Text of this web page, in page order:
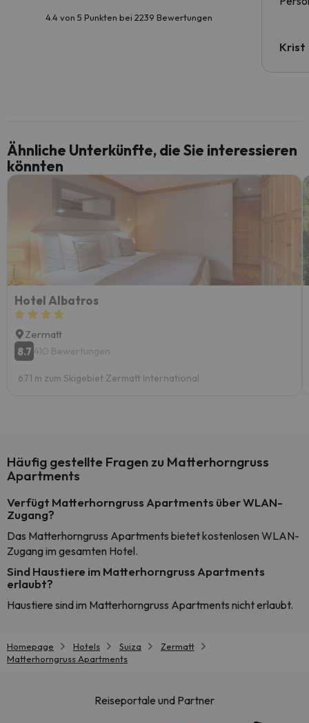
4.4 von 5 Punkten bei 2239 Bewertungen
Krist
Ähnliche Unterkünfte, die Sie interessieren
könnten
Hotel Albatros
Zermatt
8.7 410 Bewertungen
671 m zum Skigebiet Zermatt International
Häufig gestellte Fragen zu Matterhorngruss
Apartments
Verfügt Matterhorngruss Apartments über WLAN-
Zugang?
Das Matterhorngruss Apartments bietet kostenlosen WLAN-
Zugang im gesamten Hotel.
Sind Haustiere im Matterhorngruss Apartments
erlaubt?
Haustiere sind im Matterhorngruss Apartments nicht erlaubt.
Homepage Hotels Suiza
Zermatt
Matterhorngruss Apartments
Reiseportale und Partner